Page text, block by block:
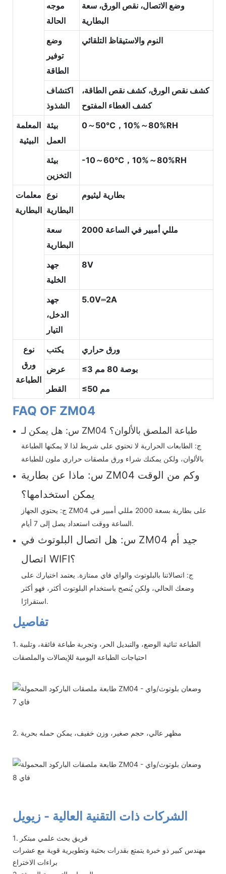
موجه
الحالة
وضع الاتصال، نقص الورق، سعة
البطارية
وضع
توفير
الطاقة
النوم والاستيقاظ التلقائي
اكتشاف
الشذوذ
كشف نقص الورق، كشف نقص الطاقة،
كشف الغطاء المفتوح
المعلمة
البيئية
بيئة
العمل
0～50℃，10%～80%RH
بيئة
التخزين
-10～60℃，10%～80%RH
معلمات
البطارية
نوع
البطارية
بطارية ليثيوم
سعة
البطارية
2000 مللي أمبير في الساعة
جهد
الخلية
8V
جهد
الدخل،
التيار
5.0V⎓2A
نوع
ورق
الطباعة
يكتب
ورق حراري
عرض
≤3 بوصة 80 مم
القطر
≤50 مم
FAQ OF ZM04
س: هل يمكن لـ ZM04 طباعة الملصق بالألوان؟
ج: الطابعات الحرارية لا تحتوي على شريط لذا لا يمكنها الطباعة
بالألوان، ولكن يمكنك شراء ورق ملصقات حراري ملون للطباعة
س: ماذا عن بطارية ZM04 وكم من الوقت
يمكن استخدامها؟
ج: يحتوي الجهاز ZM04 على بطارية بسعة 2000 مللي أمبير في
الساعة ووقت استعداد يصل إلى 7 أيام.
س: هل اتصال البلوتوث في ZM04 جيد أم
اتصال WIFI؟
ج: اتصالاتنا بالبلوتوث والواي فاي ممتازة. يعتمد اختيارك على
وضعك الحالي، ولكن يُنصح باستخدام البلوتوث أكثر، فهو أكثر
استقرارًا.
تفاصيل
1. الطباعة ثنائية الوضع، والتبديل الحر، وتجربة طباعة فائقة، وتلبية
احتياجات الطباعة اليومية للإيصالات والملصقات
2. مظهر عالي، حجم صغير، وزن خفيف، يمكن حمله بحرية
الشركات ذات التقنية العالية - زيويل
1. فريق بحث علمي مبتكر
مهندس كبير ذو خبرة يتمتع بقدرات بحثية وتطويرية قوية مع عشرات
براءات الاختراع